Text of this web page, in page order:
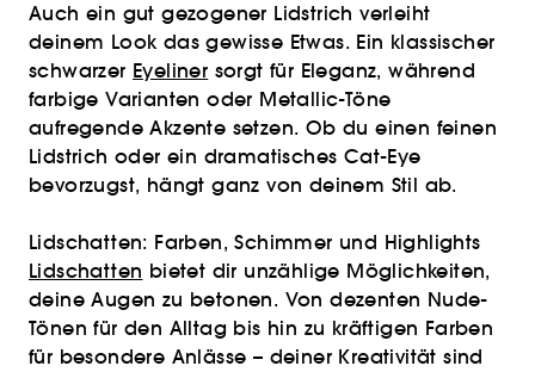
Auch ein gut gezogener Lidstrich verleiht
deinem Look das gewisse Etwas. Ein klassischer
schwarzer Eyeliner sorgt für Eleganz, während
farbige Varianten oder Metallic-Töne
aufregende Akzente setzen. Ob du einen feinen
Lidstrich oder ein dramatisches Cat-Eye
bevorzugst, hängt ganz von deinem Stil ab.
Lidschatten: Farben, Schimmer und Highlights
Lidschatten bietet dir unzählige Möglichkeiten,
deine Augen zu betonen. Von dezenten Nude-
Tönen für den Alltag bis hin zu kräftigen Farben
für besondere Anlässe – deiner Kreativität sind